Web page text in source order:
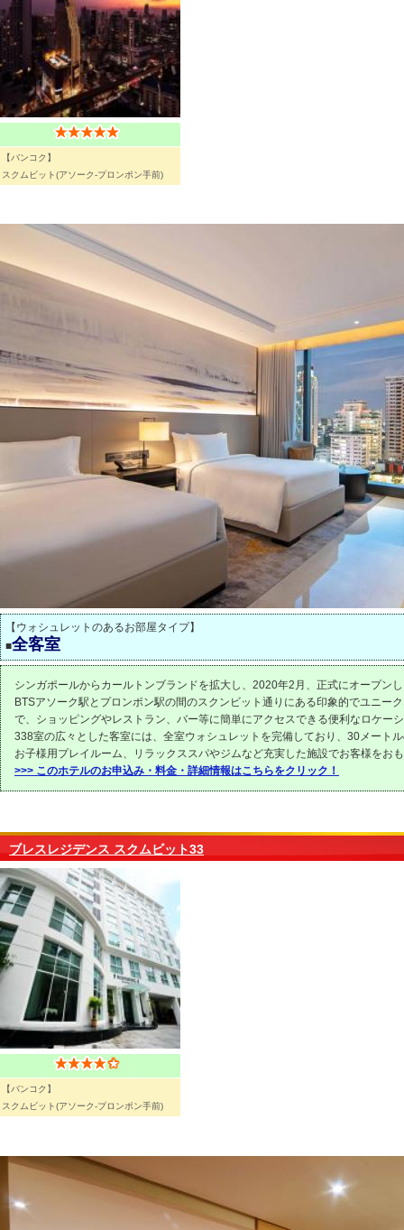
【バンコク】
スクムビット(アソーク-プロンポン手前)
【ウォシュレットのあるお部屋タイプ】
■全客室
シンガポールからカールトンブランドを拡大し、2020年2月、正式にオープン
BTSアソーク駅とプロンポン駅の間のスクンビット通りにある印象的でユニー
で、ショッピングやレストラン、バー等に簡単にアクセスできる便利なロケー
338室の広々とした客室には、全室ウォシュレットを完備しており、30メート
お子様用プレイルーム、リラックススパやジムなど充実した施設でお客様をお
>>> このホテルのお申込み・料金・詳細情報はこちらをクリック！
ブレスレジデンス スクムビット33
【バンコク】
スクムビット(アソーク-プロンポン手前)